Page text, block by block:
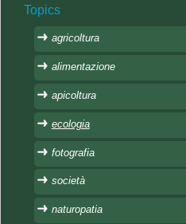
Topics
agricoltura
alimentazione
apicoltura
ecologia
fotografia
società
naturopatia